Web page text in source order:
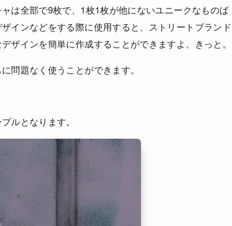
は全部で9枚で、1枚1枚が他にないユニークなものば
インなどをする際に使用すると、ストリートブランド
ザインを簡単に作成することができますよ、きっと。
問題なく使うことができます。
ルとなります。